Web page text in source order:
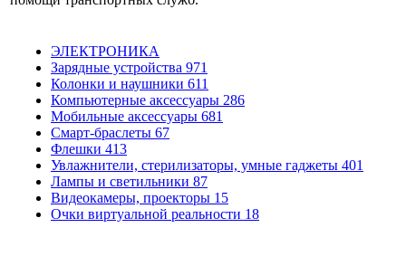
ЭЛЕКТРОНИКА
Зарядные устройства 971
Колонки и наушники 611
Компьютерные аксессуары 286
Мобильные аксессуары 681
Смарт-браслеты 67
Флешки 413
Увлажнители, стерилизаторы, умные гаджеты 401
Лампы и светильники 87
Видеокамеры, проекторы 15
Очки виртуальной реальности 18